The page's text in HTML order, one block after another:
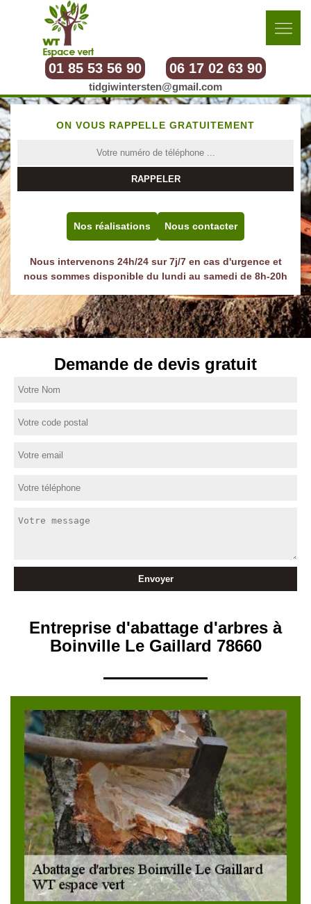
01 85 53 56 90 06 17 02 63 90
tidgiwintersten@gmail.com
ON VOUS RAPPELLE GRATUITEMENT
Nos réalisations Nous contacter
Nous intervenons 24h/24 sur 7j/7 en cas d'urgence et
nous sommes disponible du lundi au samedi de 8h-20h
Demande de devis gratuit
Entreprise d'abattage d'arbres à
Boinville Le Gaillard 78660